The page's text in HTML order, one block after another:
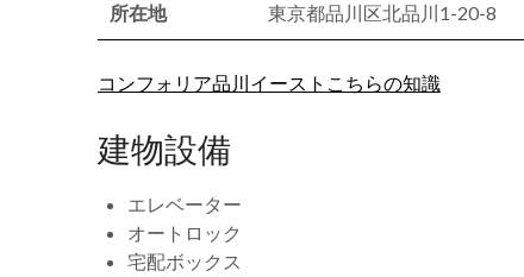
所在地 東京都品川区北品川1-20-8
コンフォリア品川イーストこちらの知識
建物設備
エレベーター
オートロック
宅配ボックス